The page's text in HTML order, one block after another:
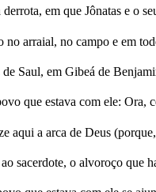
em que Jônatas e o
no arraial, no campo e em
Saul, em Gibeá de
que estava com ele: Ora,
aqui a arca de Deus
sacerdote, o alvoroço que